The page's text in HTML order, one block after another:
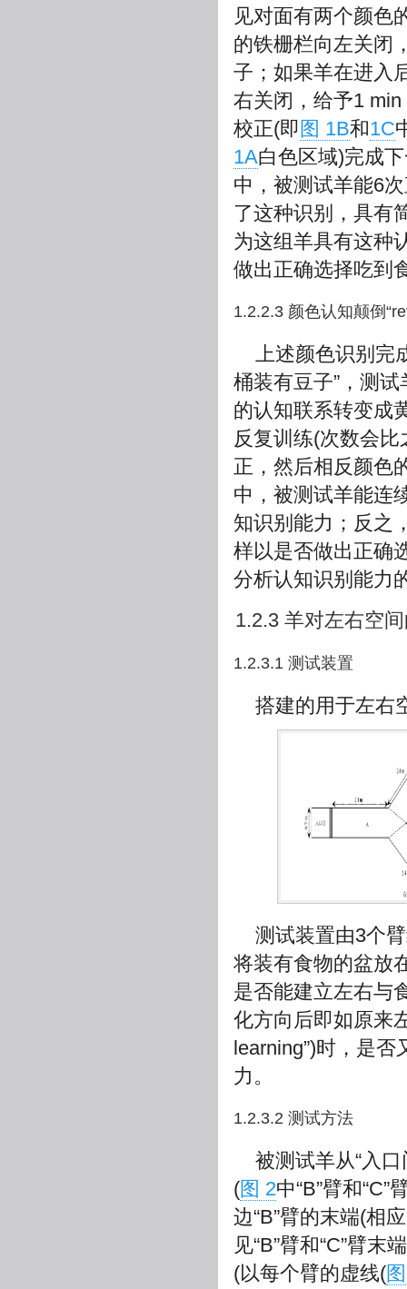
见对面有两个颜色
的铁栅栏向左关闭
子；如果羊在进入
右关闭，给予1
校正(即 图 1B和1C
1A白色区域)完成
中，被测试羊能6
了这种识别，具有
为这组羊具有这种
做出正确选择吃到
1.2.2.3 颜色认知颠倒
上述颜色识别完
桶装有豆子”，测
的认知联系转变成
反复训练(次数会
正，然后相反颜色
中，被测试羊能连
知识别能力；反之
样以是否做出正确
分析认知识别能力
1.2.3 羊对左右空
1.2.3.1 测试装置
搭建的用于左右
测试装置由3个
将装有食物的盆放
是否能建立左右与
化方向后即如原来
learning”)时，是
力。
1.2.3.2 测试方法
被测试羊从“入口
(图 2中“B”臂和
边“B”臂的末端(相
见“B”臂和“C”臂
(以每个臂的虚线(